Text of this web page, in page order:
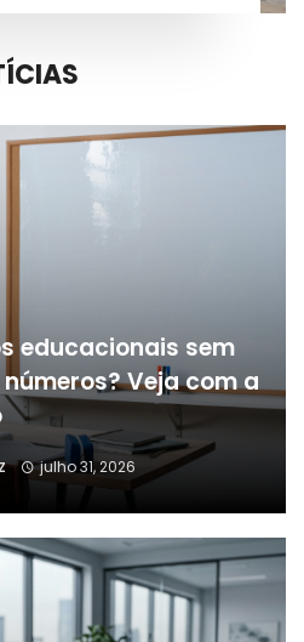
educacionais sem
Veja com a
julho 31, 2026